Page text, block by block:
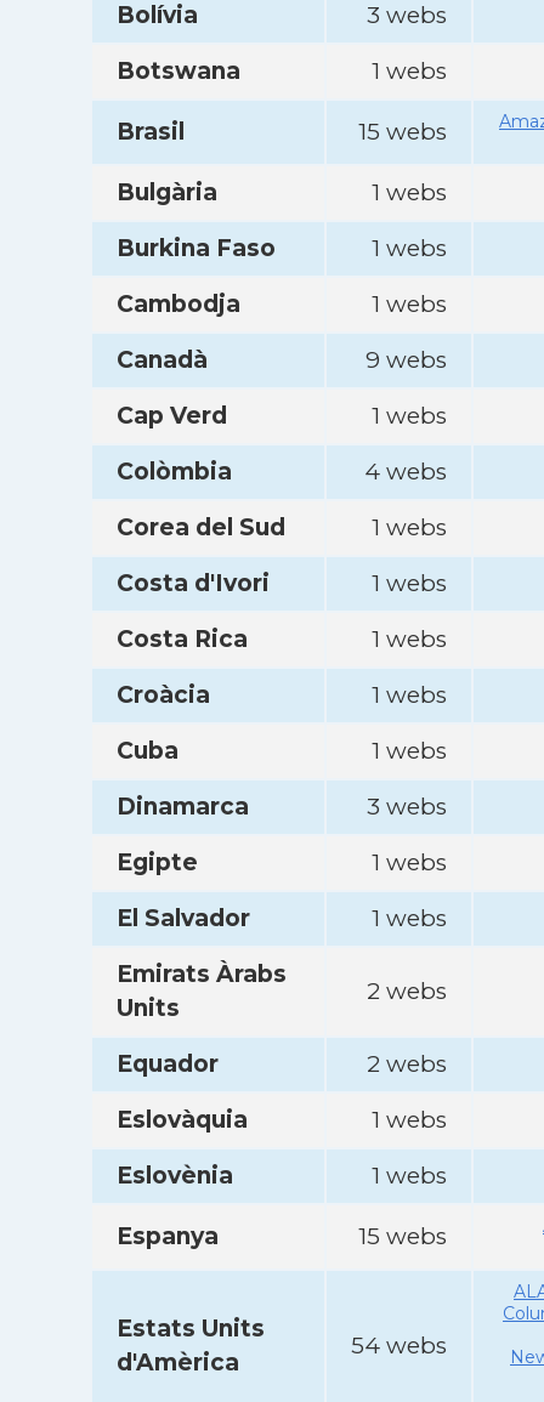
Bolívia
3 webs
Botswana
1 webs
Brasil 15 webs
Bulgària
1 webs
Burkina Faso
1 webs
Cambodja
1 webs
Canadà
9 webs
Cap Verd
1 webs
Colòmbia
4 webs
Corea del Sud
1 webs
Costa d'Ivori
1 webs
Costa Rica
1 webs
Croàcia
1 webs
Cuba
1 webs
Dinamarca
3 webs
Egipte
1 webs
El Salvador
1 webs
Emirats Àrabs
Units
2 webs
Equador
2 webs
Eslovàquia
1 webs
Eslovènia
1 webs
Espanya 15 webs
Estats Units
d'Amèrica
54 webs